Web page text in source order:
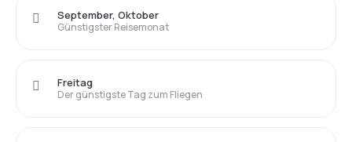
Günstigster Reisemonat
September, Oktober
Der günstigste Tag zum Fliegen
Freitag